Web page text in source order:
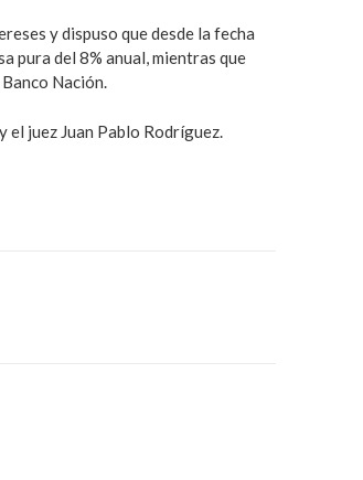
y dispuso que desde la fecha
pura del 8% anual, mientras que
Nación.
el juez Juan Pablo Rodríguez.